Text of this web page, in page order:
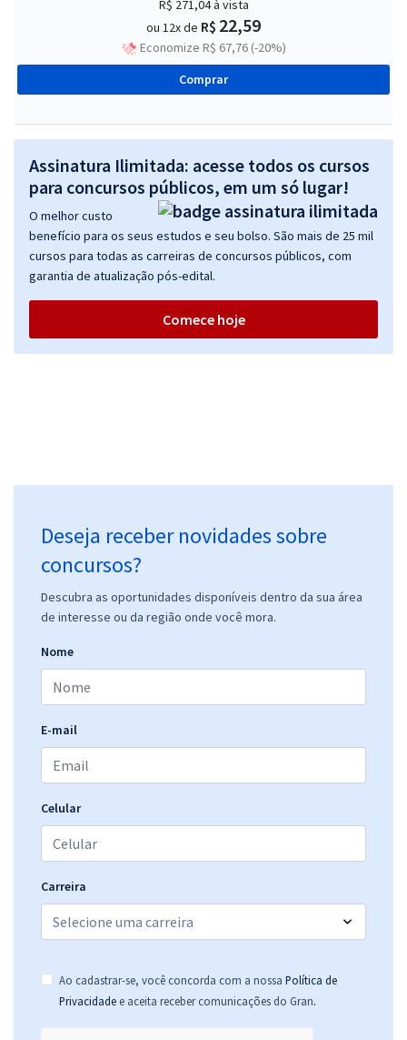
R$ 271,04à vista
ou 12x de R$ 22,59
Economize R$ 67,76 (-20%)
Comprar
Assinatura Ilimitada: acesse todos os cursos
para concursos públicos, em um só lugar!
O melhor custo
benefício para os seus estudos e seu bolso. São mais de 25 mil
cursos para todas as carreiras de concursos públicos, com
garantia de atualização pós-edital.
Comece hoje
Deseja receber novidades sobre
concursos?
Descubra as oportunidades disponíveis dentro da sua área
de interesse ou da região onde você mora.
Nome
E-mail
Celular
Carreira
Ao cadastrar-se, você concorda com a nossa Política de
Privacidade e aceita receber comunicações do Gran.